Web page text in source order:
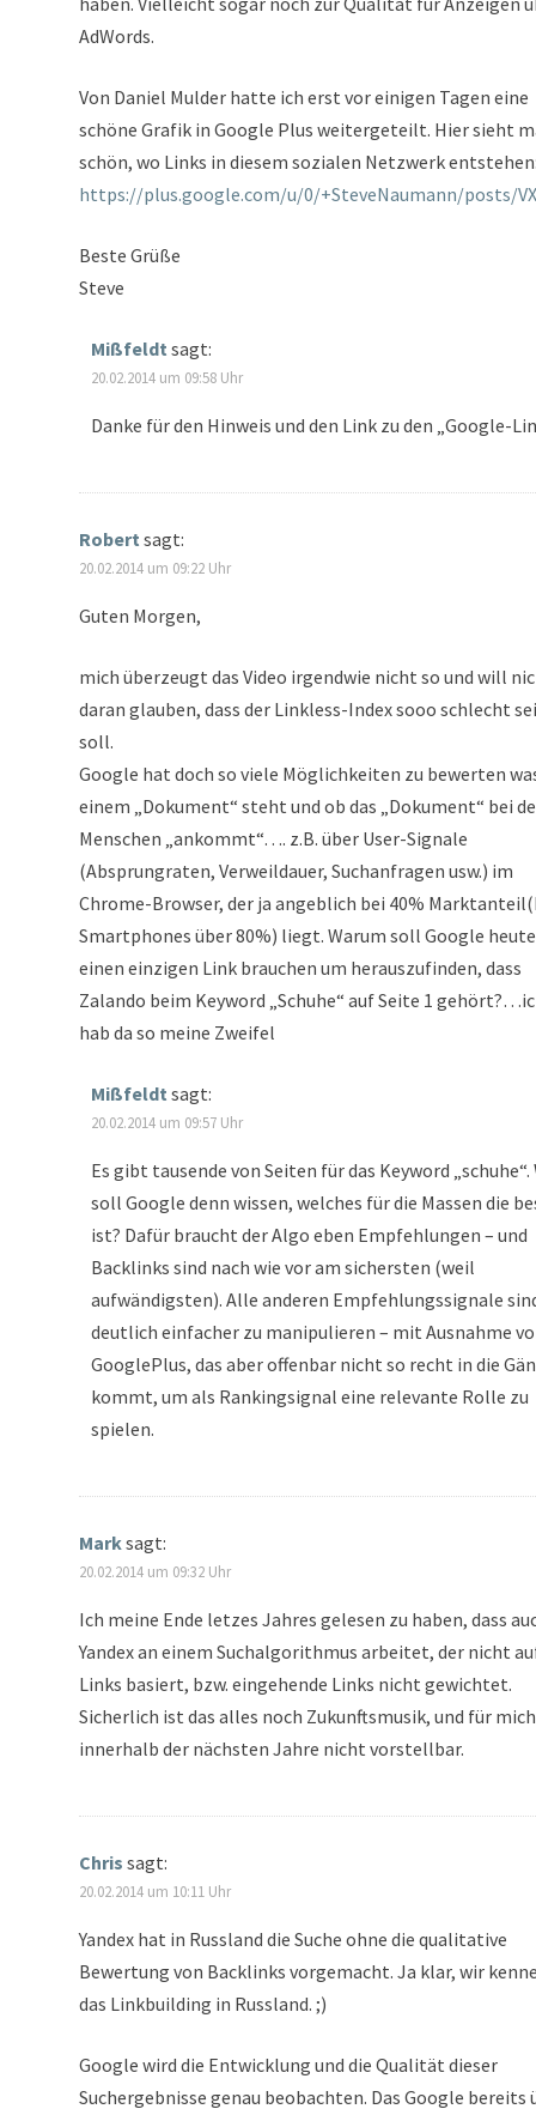
AdWords.
Von Daniel Mulder hatte ich erst vor einigen Tagen eine
schöne Grafik in Google Plus weitergeteilt. Hier sieht
schön, wo Links in diesem sozialen Netzwerk
https://plus.google.com/u/0/+SteveNaumann/posts/
Beste Grüße
Steve
Mißfeldt sagt:
20.02.2014 um 09:58 Uhr
Danke für den Hinweis und den Link zu den „Google-
Robert sagt:
20.02.2014 um 09:22 Uhr
Guten Morgen,
mich überzeugt das Video irgendwie nicht so und will
daran glauben, dass der Linkless-Index sooo schlecht
soll.
Google hat doch so viele Möglichkeiten zu bewerten
einem „Dokument“ steht und ob das „Dokument“ bei
Menschen „ankommt“…. z.B. über User-Signale
(Absprungraten, Verweildauer, Suchanfragen usw.) im
Chrome-Browser, der ja angeblich bei 40%
Smartphones über 80%) liegt. Warum soll Google heute
einen einzigen Link brauchen um herauszufinden, dass
Zalando beim Keyword „Schuhe“ auf Seite 1
hab da so meine Zweifel
Mißfeldt sagt:
20.02.2014 um 09:57 Uhr
Es gibt tausende von Seiten für das Keyword „schuhe“.
soll Google denn wissen, welches für die Massen die
ist? Dafür braucht der Algo eben Empfehlungen – und
Backlinks sind nach wie vor am sichersten (weil
aufwändigsten). Alle anderen Empfehlungssignale
deutlich einfacher zu manipulieren – mit Ausnahme
GooglePlus, das aber offenbar nicht so recht in die
kommt, um als Rankingsignal eine relevante Rolle zu
spielen.
Marksagt:
20.02.2014 um 09:32 Uhr
Ich meine Ende letzes Jahres gelesen zu haben, dass
Yandex an einem Suchalgorithmus arbeitet, der nicht
Links basiert, bzw. eingehende Links nicht gewichtet.
Sicherlich ist das alles noch Zukunftsmusik, und für mich
innerhalb der nächsten Jahre nicht vorstellbar.
Chris sagt:
20.02.2014 um 10:11 Uhr
Yandex hat in Russland die Suche ohne die qualitative
Bewertung von Backlinks vorgemacht. Ja klar, wir
das Linkbuilding in Russland. ;)
Google wird die Entwicklung und die Qualität dieser
Suchergebnisse genau beobachten. Das Google bereits